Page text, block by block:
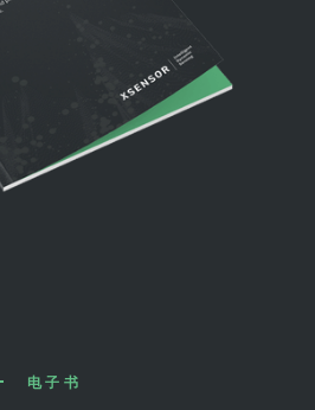
电子书